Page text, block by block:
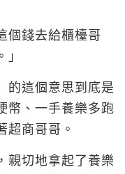
個錢去給櫃檯哥
的這個意思到底是
幣、一手養樂多跑
超商哥哥。
親切地拿起了養樂